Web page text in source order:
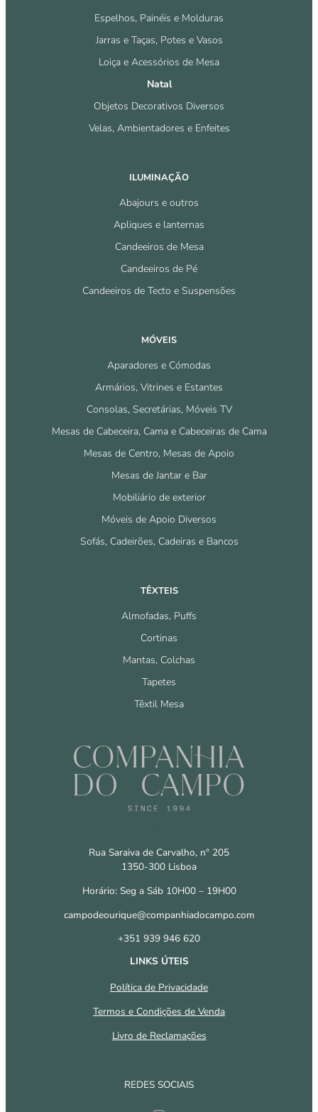
Espelhos, Painéis e Molduras
Jarras e Taças, Potes e Vasos
Loiça e Acessórios de Mesa
Natal
Objetos Decorativos Diversos
Velas, Ambientadores e Enfeites
ILUMINAÇÃO
Abajours e outros
Apliques e lanternas
Candeeiros de Mesa
Candeeiros de Pé
Candeeiros de Tecto e Suspensões
MÓVEIS
Aparadores e Cómodas
Armários, Vitrines e Estantes
Consolas, Secretárias, Móveis TV
Mesas de Cabeceira, Cama e Cabeceiras de Cama
Mesas de Centro, Mesas de Apoio
Mesas de Jantar e Bar
Mobiliário de exterior
Móveis de Apoio Diversos
Sofás, Cadeirões, Cadeiras e Bancos
TÊXTEIS
Almofadas, Puffs
Cortinas
Mantas, Colchas
Tapetes
Têxtil Mesa
LINKS ÚTEIS
Política de Privacidade
Termos e Condições de Venda
Livro de Reclamações
REDES SOCIAIS
Rua Saraiva de Carvalho, nº 205
1350-300 Lisboa
Horário: Seg a Sáb 10H00 – 19H00
campodeourique@companhiadocampo.com
+351 939 946 620